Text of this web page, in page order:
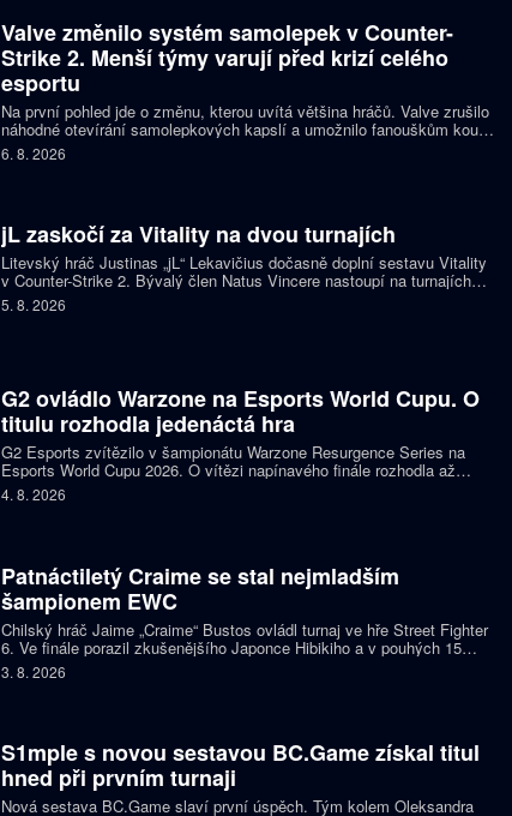
Valve změnilo systém samolepek v Counter-
Strike 2. Menší týmy varují před krizí celého
esportu
Na první pohled jde o změnu, kterou uvítá většina hráčů. Valve zrušilo
náhodné otevírání samolepkových kapslí a umožnilo fanouškům koupit
si přímo samolepku svého oblíbeného týmu nebo hráče. Podle řady
organizací ale nový systém dramaticky snižuje jejich příjmy a může
6. 8. 2026
jL zaskočí za Vitality na dvou turnajích
Litevský hráč Justinas „jL“ Lekavičius dočasně doplní sestavu Vitality
v Counter-Strike 2. Bývalý člen Natus Vincere nastoupí na turnajích
BLAST Open Porto a PGL Masters Bucharest.
5. 8. 2026
G2 ovládlo Warzone na Esports World Cupu. O
titulu rozhodla jedenáctá hra
G2 Esports zvítězilo v šampionátu Warzone Resurgence Series na
Esports World Cupu 2026. O vítězi napínavého finále rozhodla až
jedenáctá hra, do které vstupovalo s šancí na titul hned pět týmů.
4. 8. 2026
Patnáctiletý Craime se stal nejmladším
šampionem EWC
Chilský hráč Jaime „Craime“ Bustos ovládl turnaj ve hře Street Fighter
6. Ve finále porazil zkušenějšího Japonce Hibikiho a v pouhých 15
letech se stal nejmladším vítězem v historii Esports World Cupu.
3. 8. 2026
S1mple s novou sestavou BC.Game získal titul
hned při prvním turnaji
Nová sestava BC.Game slaví první úspěch. Tým kolem Oleksandra